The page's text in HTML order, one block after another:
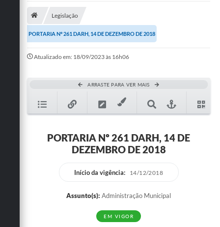
Publicações
A Prefeitura
Ouvidoria
Legislação
Conselho Tutelar.
Legislação
PORTARIA Nº 261 DARH, 14 DE DEZEMBRO DE 2018
Atualizado em: 18/09/2023 às 16h06
ARRASTE PARA VER MAIS
PORTARIA Nº 261 DARH, 14 DE
DEZEMBRO DE 2018
Início da vigência: 14/12/2018
Assunto(s): Administração Municipal
EM VIGOR